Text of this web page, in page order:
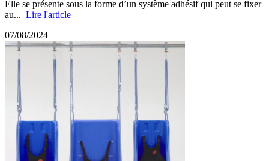
Elle se présente sous la forme d’un système adhésif qui peut se fixer
au... Lire l'article
07/08/2024